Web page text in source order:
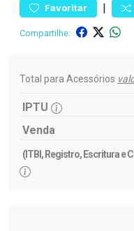
Favoritar |
Compartilhe:
Total para Acessórios
IPTU
Venda
(ITBI, Registro, Escritura e